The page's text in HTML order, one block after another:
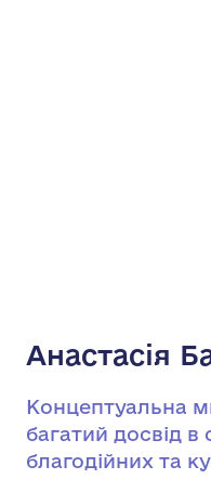
Анастасія
Концептуальна
багатий досвід в
благодійних та